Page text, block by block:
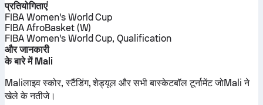
प्रतियोगिताएं
FIBA Women's World Cup
FIBA AfroBasket (W)
FIBA Women's World Cup, Qualification
और जानकारी
के बारे में Mali
Maliलाइव स्कोर, स्टैंडिंग, शेड्यूल और सभी बास्केटबॉल टूर्नामेंट जोMali ने
खेले के नतीजे।